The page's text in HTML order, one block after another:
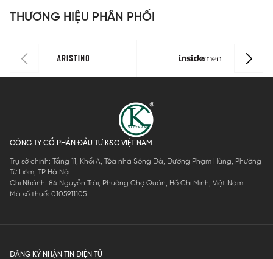
THƯƠNG HIỆU PHÂN PHỐI
CÔNG TY CỔ PHẦN ĐẦU TƯ K&G VIỆT NAM
Trụ sở chính: Tầng 11, Khối A, Tòa nhà Sông Đà, Đường Phạm Hùng, Phường
Từ Liêm, TP Hà Nội
Chi Nhánh: 84 Nguyễn Trãi, Phường Chợ Quán, Hồ Chí Minh, Việt Nam
Mã số thuế: 0105911105
ĐĂNG KÝ NHẬN TIN ĐIỆN TỬ